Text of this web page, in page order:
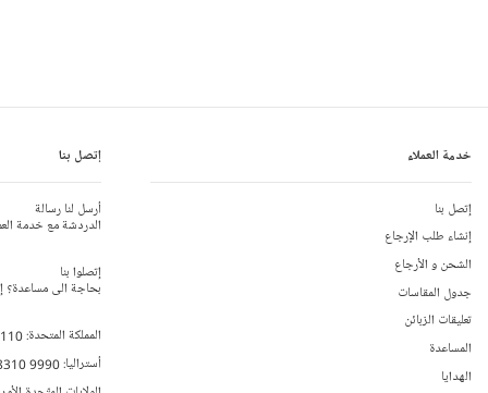
خدمة العملاء
إتصل بنا
إنشاء طلب الإرجاع
الشحن و الأرجاع
جدول المقاسات
تعليقات الزبائن
المساعدة
الهدايا
إتصل بنا
أرسل لنا رسالة
الدردشة مع خدمة
إتصلوا بنا
بحاجة الى مساعدة؟
المملكة المتحدة:
أستراليا:9990